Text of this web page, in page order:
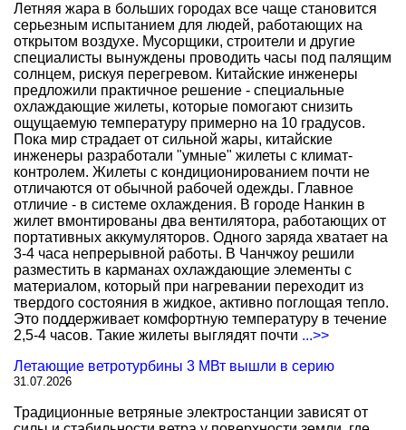
Летняя жара в больших городах все чаще становится
серьезным испытанием для людей, работающих на
открытом воздухе. Мусорщики, строители и другие
специалисты вынуждены проводить часы под палящим
солнцем, рискуя перегревом. Китайские инженеры
предложили практичное решение - специальные
охлаждающие жилеты, которые помогают снизить
ощущаемую температуру примерно на 10 градусов.
Пока мир страдает от сильной жары, китайские
инженеры разработали "умные" жилеты с климат-
контролем. Жилеты с кондиционированием почти не
отличаются от обычной рабочей одежды. Главное
отличие - в системе охлаждения. В городе Нанкин в
жилет вмонтированы два вентилятора, работающих от
портативных аккумуляторов. Одного заряда хватает на
3-4 часа непрерывной работы. В Чанчжоу решили
разместить в карманах охлаждающие элементы с
материалом, который при нагревании переходит из
твердого состояния в жидкое, активно поглощая тепло.
Это поддерживает комфортную температуру в течение
2,5-4 часов. Такие жилеты выглядят почти ...>>
Летающие ветротурбины 3 МВт вышли в серию
31.07.2026
Традиционные ветряные электростанции зависят от